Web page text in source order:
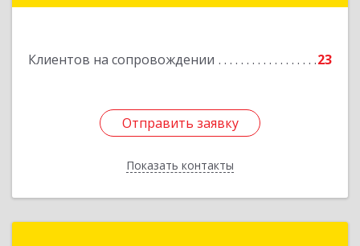
Клиентов на сопровождении 23
Отправить заявку
Показать контакты
Отправить заявку
Назад